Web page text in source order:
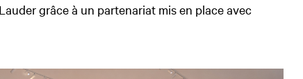
grâce à un partenariat mis en place avec